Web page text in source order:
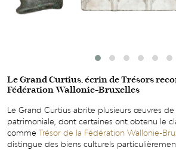
Le Grand Curtius, écrin de Trésors
Fédération Wallonie-Bruxelles
Le Grand Curtius abrite plusieurs œuvres
patrimoniale, dont certaines ont obtenu le
comme Trésor de la Fédération Wallonie-
distingue des biens culturels